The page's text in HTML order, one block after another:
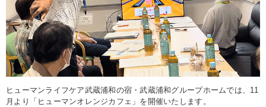
ヒューマンライフケア武蔵浦和の宿・武蔵浦和グループホームでは、11
月より「ヒューマンオレンジカフェ」を開催いたします。